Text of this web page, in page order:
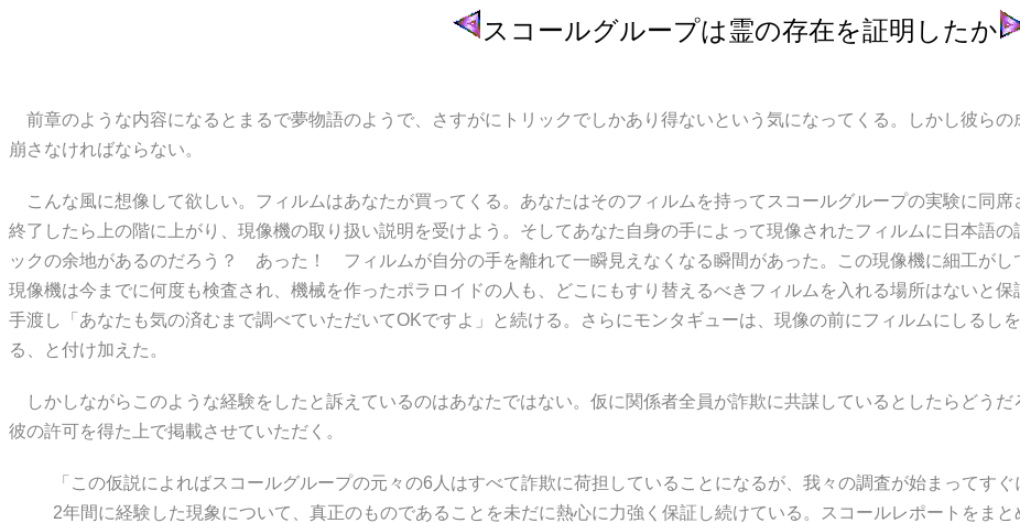
スコールグループは霊の存在を証明したか
前章のような内容になるとまるで夢物語のようで、さすがにトリックでしかあり得ないという気になってくる。しかし彼ら
崩さなければならない。
こんな風に想像して欲しい。フィルムはあなたが買ってくる。あなたはそのフィルムを持ってスコールグループの実験に同
終了したら上の階に上がり、現像機の取り扱い説明を受けよう。そしてあなた自身の手によって現像されたフィルムに日本語
ックの余地があるのだろう？ あった！ フィルムが自分の手を離れて一瞬見えなくなる瞬間があった。この現像機に細工が
現像機は今までに何度も検査され、機械を作ったポラロイドの人も、どこにもすり替えるべきフィルムを入れる場所はないと
手渡し「あなたも気の済むまで調べていただいてOKですよ」と続ける。さらにモンタギューは、現像の前にフィルムにしるし
る、と付け加えた。
しかしながらこのような経験をしたと訴えているのはあなたではない。仮に関係者全員が詐欺に共謀しているとしたらどうだ
彼の許可を得た上で掲載させていただく。
「この仮説によればスコールグループの元々の6人はすべて詐欺に荷担していることになるが、我々の調査が始まってす
2年間に経験した現象について、真正のものであることを未だに熱心に力強く保証し続けている。スコールレポートをま